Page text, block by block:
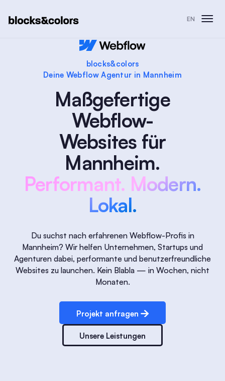
EN
blocks&colors
Deine Webflow Agentur in Mannheim
Maßgefertige
Webflow-
Websites für
Mannheim.
Performant. Modern.
Lokal.
Du suchst nach erfahrenen Webflow-Profis in
Mannheim? Wir helfen Unternehmen, Startups und
Agenturen dabei, performante und benutzerfreundliche
Websites zu launchen. Kein Blabla — in Wochen, nicht
Monaten.
Projekt anfragen
Unsere Leistungen